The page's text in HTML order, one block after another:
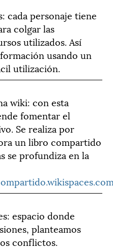
cada personaje tiene
colgar las
utilizados. Así
usando un
utilización.
wiki: con esta
fomentar el
Se realiza por
un libro compartido
se profundiza en la
espacio donde
planteamos
conflictos.